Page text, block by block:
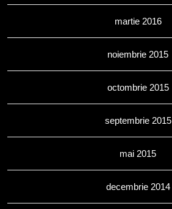
martie 2016
noiembrie 2015
octombrie 2015
septembrie 2015
mai 2015
decembrie 2014